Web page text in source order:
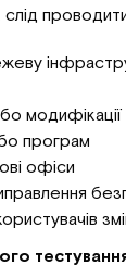
програм
офіси